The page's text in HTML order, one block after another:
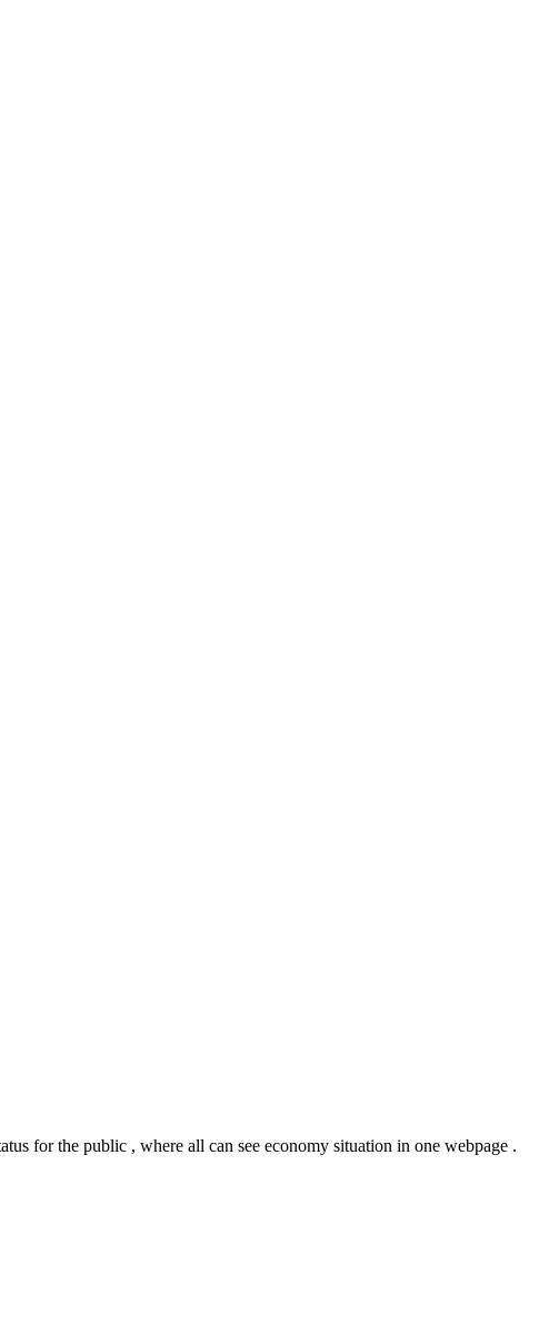
for the public , where all can see economy situation in one webpage .